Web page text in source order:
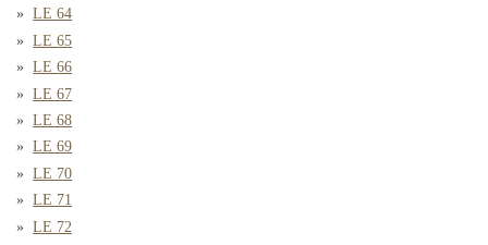
LE 64
LE 65
LE 66
LE 67
LE 68
LE 69
LE 70
LE 71
LE 72